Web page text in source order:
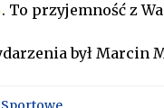
. To przyjemność z
był Marcin